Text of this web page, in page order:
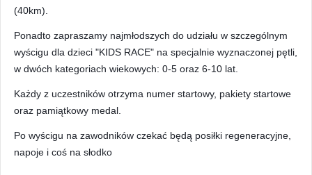
(40km).
Ponadto zapraszamy najmłodszych do udziału w szczególnym
wyścigu dla dzieci "KIDS RACE" na specjalnie wyznaczonej pętli,
w dwóch kategoriach wiekowych: 0-5 oraz 6-10 lat.
Każdy z uczestników otrzyma numer startowy, pakiety startowe
oraz pamiątkowy medal.
Po wyścigu na zawodników czekać będą posiłki regeneracyjne,
napoje i coś na słodko